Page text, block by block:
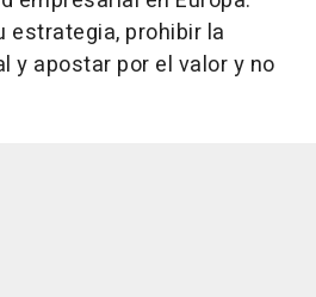
estrategia, prohibir la
y apostar por el valor y no